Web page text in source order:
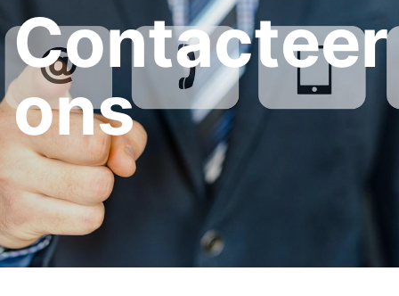
Contacteer
ons